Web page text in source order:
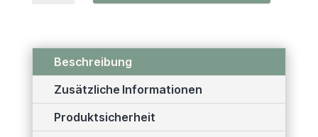
Beschreibung
Zusätzliche Informationen
Produktsicherheit